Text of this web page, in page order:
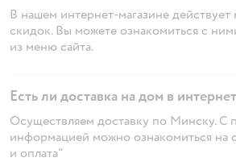
В нашем интернет-магазине действует
скидок. Вы можете ознакомиться с
из меню сайта.
Есть ли доставка на дом в
Осуществляем доставку по Минску. С
информацией можно ознакомиться на
и оплата"